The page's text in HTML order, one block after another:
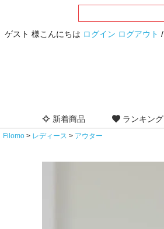
ゲスト 様こんにちは ログイン ログアウト /
新着商品 ランキング
Filomo レディース アウター